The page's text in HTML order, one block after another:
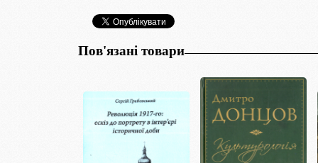
Пов'язані товари